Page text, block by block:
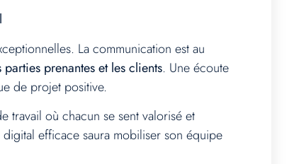
La communication est au
prenantes et les clients. Une écoute
de projet positive.
travail où chacun se sent valorisé et
efficace saura mobiliser son équipe